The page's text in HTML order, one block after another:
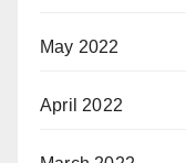
May 2022
April 2022